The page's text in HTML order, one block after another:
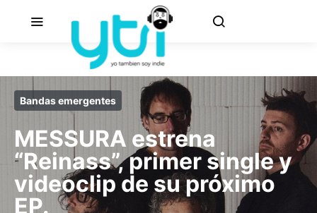
Bandas emergentes
MESSURA estrena
“Reinass”, primer single y
videoclip de su próximo
EP.